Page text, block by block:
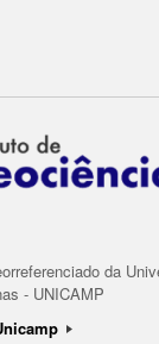
da
- UNICAMP